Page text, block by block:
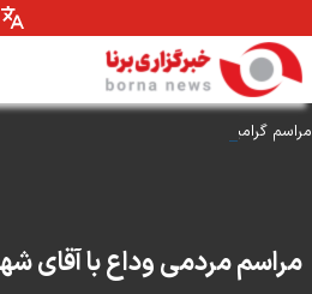
مراسم گرامیداشت روز خبرنگار
مراسم مردمی وداع با آقای